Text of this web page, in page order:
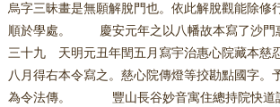
烏字三昧畫是無願解脫門也。依此解脫觀能除修
順於學處。 慶安元年之以八幡故本寫了沙門
三十九 天明元丑年閏五月寫宇治惠心院藏本
八月得右本令寫之。慈心院傳燈等挍勘點國字。
為令法傳。 豐山長谷妙音寓住總持院快道